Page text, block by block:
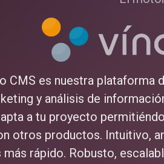
CMS es nuestra plataforma
y análisis de
a tu proyecto
otros productos. Intuitivo,
más rápido. Robusto,